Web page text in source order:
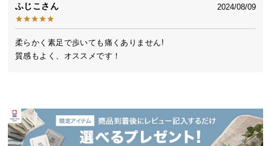
つ
て
品
の
配
ふじこ 2024/08/09
柔らかく素足で歩いても痛くありません!
質感もよく、オススメです！